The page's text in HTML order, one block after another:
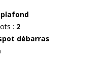
: 2
débarras